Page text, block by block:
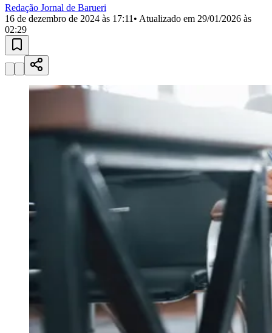
VistaCalifórniaCarapicuíba
RegiãoCotiaCruz PretaEngenho NovoFazenda
Militar
Califórnia
Esperança
JulioJardim Líbano
Mutinga Jardim Paraíso
Jardim Tupanci MutingaNova Aldeinha
Pirapora
ParnaíbaSilveiraTamboréVale do Sol
Vila Engenho NovoVila MárciaVila Nossa Sra. da
Vila PortoVotupoca
Anuncie no Portal
Guia de Empresas
Divulgar Vagas
Novo
Publicidade Legal
Parques & Represas
Cidades da Região
OsascoCarapicuíba JandiraItapevi
Pirapora
do Bom Jesus
AraçariguamaCajamar CaieirasFranco da
Francisco MoratoTaboão da Serra Embu das Artes
São Roque
Redação Jornal de Barueri
16 de dezembro de 2024 às 17:11 • Atualizado em 29/01/2026 às
02:29